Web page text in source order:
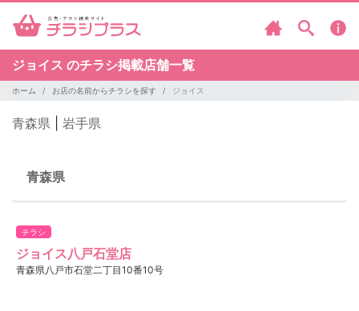
ジョイス のチラシ掲載店舗一覧
ホーム お店の名前からチラシを探す ジョイス
青森県 岩手県
青森県
チラシ
ジョイス八戸石堂店
青森県八戸市石堂二丁目10番10号